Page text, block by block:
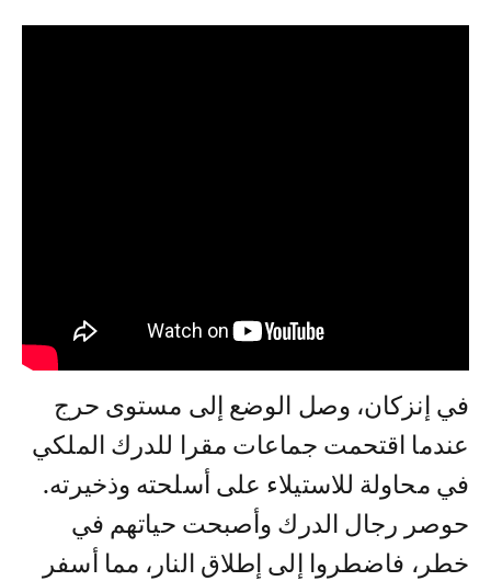
في إنزكان، وصل الوضع إلى مستوى حرج
عندما اقتحمت جماعات مقرا للدرك الملكي
في محاولة للاستيلاء على أسلحته وذخيرته.
حوصر رجال الدرك وأصبحت حياتهم في
خطر، فاضطروا إلى إطلاق النار، مما أسفر